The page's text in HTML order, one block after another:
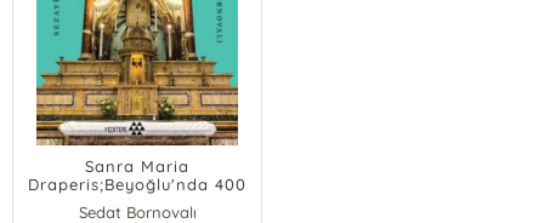
Sanra Maria
Draperis;Beyoğlu'nda 400
Yıllık Bir Katolik Mabedi
Sedat Bornovalı